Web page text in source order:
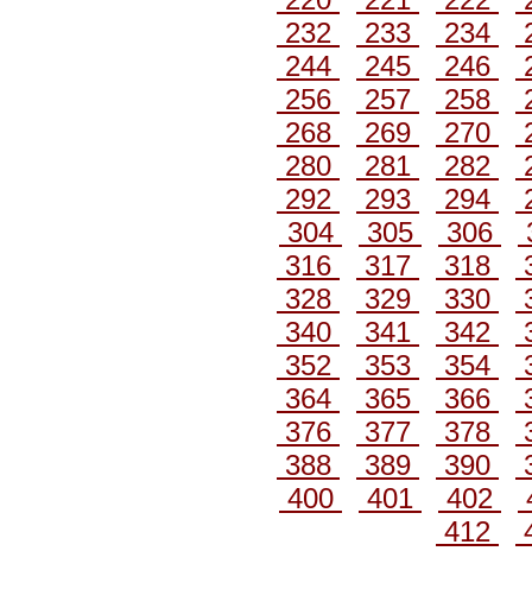
232
233 234
244
245 246
256
257 258
268
269 270
280
281 282
292
293 294
304
305 306
316
317 318
328
329 330
340
341 342
352
353 354
364
365 366
376
377 378
388
389 390
400
401 402
412